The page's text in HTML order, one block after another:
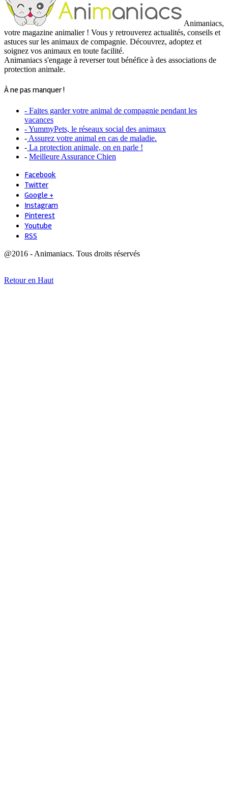
Animaniacs,
votre magazine animalier ! Vous y retrouverez actualités, conseils et
astuces sur les animaux de compagnie. Découvrez, adoptez et
soignez vos animaux en toute facilité.
Animaniacs s'engage à reverser tout bénéfice à des associations de
protection animale.
À ne pas manquer !
- Faites garder votre animal de compagnie pendant les
vacances
- YummyPets, le réseaux social des animaux
- Assurez votre animal en cas de maladie.
- La protection animale, on en parle !
- Meilleure Assurance Chien
Facebook
Twitter
Google +
Instagram
Pinterest
Youtube
RSS
@2016 - Animaniacs. Tous droits réservés
Retour en Haut